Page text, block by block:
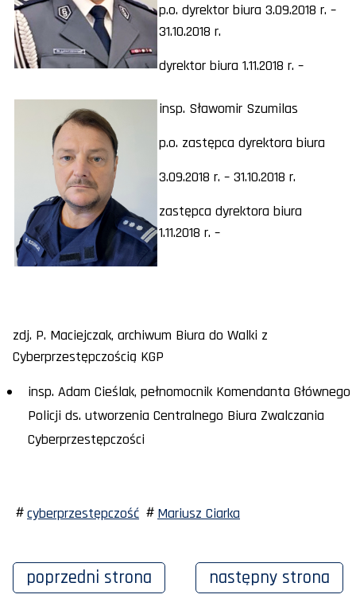
p.o. dyrektor biura 3.09.2018 r. –
31.10.2018 r.
dyrektor biura 1.11.2018 r. –
insp. Sławomir Szumilas
p.o. zastępca dyrektora biura
3.09.2018 r. – 31.10.2018 r.
zastępca dyrektora biura
1.11.2018 r. –
zdj. P. Maciejczak, archiwum Biura do Walki z
Cyberprzestępczością KGP
insp. Adam Cieślak, pełnomocnik Komendanta Głównego
Policji ds. utworzenia Centralnego Biura Zwalczania
Cyberprzestępczości
cyberprzestępczość Mariusz Ciarka
poprzedni strona następny strona